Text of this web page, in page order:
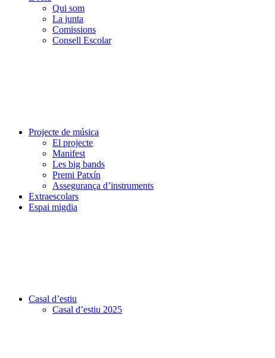
Qui som
La junta
Comissions
Consell Escolar
Projecte de música
El projecte
Manifest
Les big bands
Premi Patxín
Assegurança d’instruments
Extraescolars
Espai migdia
Casal d’estiu
Casal d’estiu 2025